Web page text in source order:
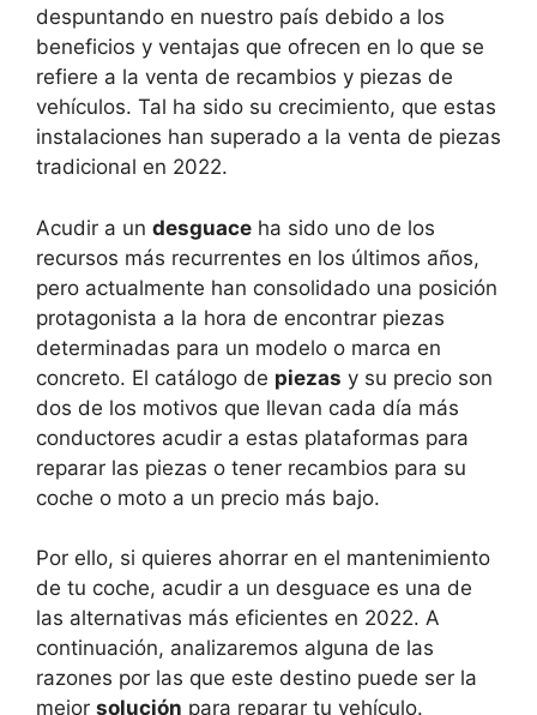
despuntando en nuestro país debido a los
beneficios y ventajas que ofrecen en lo que se
refiere a la venta de recambios y piezas de
vehículos. Tal ha sido su crecimiento, que estas
instalaciones han superado a la venta de piezas
tradicional en 2022.
Acudir a un desguace ha sido uno de los
recursos más recurrentes en los últimos años,
pero actualmente han consolidado una posición
protagonista a la hora de encontrar piezas
determinadas para un modelo o marca en
concreto. El catálogo de piezas y su precio son
dos de los motivos que llevan cada día más
conductores acudir a estas plataformas para
reparar las piezas o tener recambios para su
coche o moto a un precio más bajo.
Por ello, si quieres ahorrar en el mantenimiento
de tu coche, acudir a un desguace es una de
las alternativas más eficientes en 2022. A
continuación, analizaremos alguna de las
razones por las que este destino puede ser la
mejor solución para reparar tu vehículo.